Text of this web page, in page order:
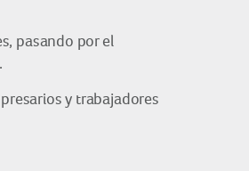
pasando por el
y trabajadores